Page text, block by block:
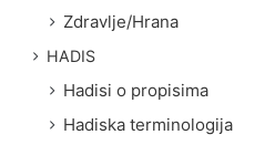
Zdravlje/Hrana
HADIS
Hadisi o propisima
Hadiska terminologija